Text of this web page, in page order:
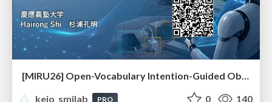
[MIRU26] Open-Vocabulary Intention-Guided Object Detection in Diverse Scenes
keio_smilab
PRO 0 140